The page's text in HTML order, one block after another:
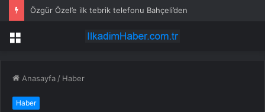
Özgür Özel’e ilk tebrik telefonu Bahçeli’den
Menü
Anasayfa / Haber
Haber